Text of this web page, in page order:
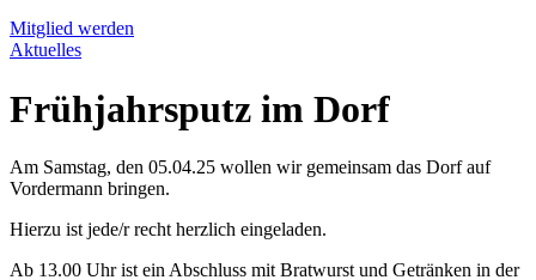
Mitglied werden
Aktuelles
Frühjahrsputz im Dorf
Am Samstag, den 05.04.25 wollen wir gemeinsam das Dorf auf
Vordermann bringen.
Hierzu ist jede/r recht herzlich eingeladen.
Ab 13.00 Uhr ist ein Abschluss mit Bratwurst und Getränken in der